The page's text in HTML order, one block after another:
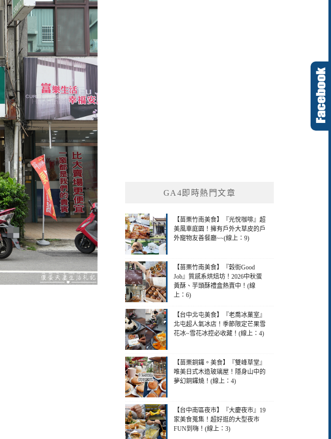
GA4即時熱門文章
【苗栗竹南美食】『光悅咖啡』超
美風車庭園！擁有戶外大草皮的戶
外寵物友善餐廳~~(線上：9)
【苗栗竹南美食】『穀街Good
Job』質感系烘焙坊！2026中秋蛋
黃酥、芋頭酥禮盒熱賣中！(線
上：6)
【台中北屯美食】『老喬冰菓室』
北屯超人氣冰店！季節限定芒果雪
花冰~雪花冰控必收藏！(線上：4)
【苗栗銅鑼。美食】『雙峰草堂』
唯美日式木造玻璃屋！隱身山中的
夢幻銅鑼燒！(線上：4)
【台中南區夜市】『大慶夜市』19
家美食蒐集！超好逛的大型夜市
FUN到嗨！(線上：3)